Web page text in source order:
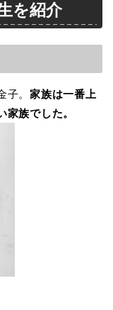
を紹介
子。家族は一番上
家族でした。